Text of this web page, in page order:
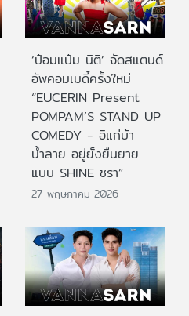
‘ป๋อมแป๋ม นิติ’ จัดสแตนด์
อัพคอมเมดี้ครั้งใหม่
“EUCERIN Present
POMPAM’S STAND UP
COMEDY - อิแก่บ้า
น้ำลาย อยู่ยั้งยืนยาย
แบบ SHINE ชรา”
27 พฤษภาคม 2026